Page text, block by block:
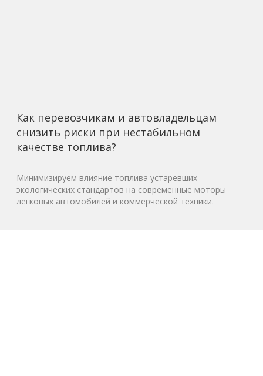
Как перевозчикам и автовладельцам
снизить риски при нестабильном
качестве топлива?
Минимизируем влияние топлива устаревших
экологических стандартов на современные моторы
легковых автомобилей и коммерческой техники.